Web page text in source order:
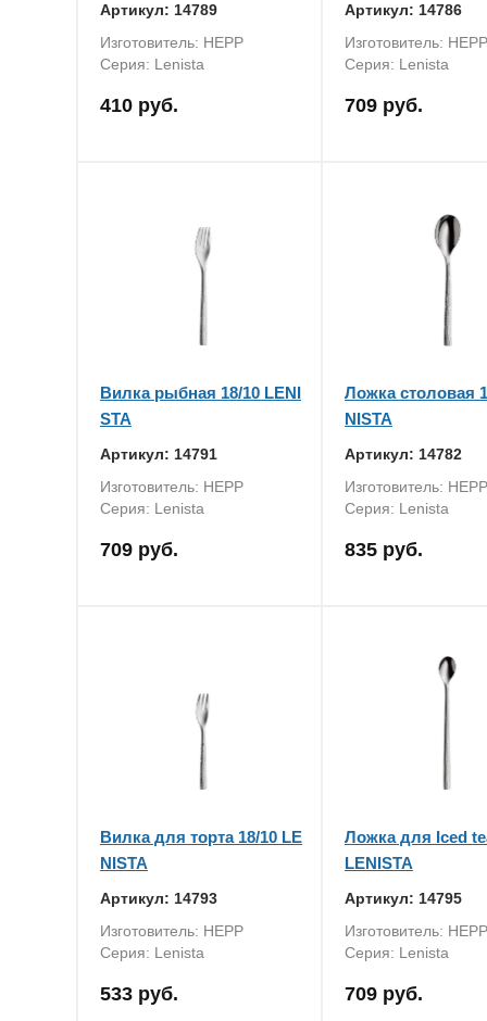
Артикул: 14789
Изготовитель: HEPP
Серия: Lenista
410 руб.
Артикул: 14786
Изготовитель: HEPP
Серия: Lenista
709 руб.
Вилка рыбная 18/10 LENI
STA
Артикул: 14791
Изготовитель: HEPP
Серия: Lenista
709 руб.
Ложка столовая
NISTA
Артикул: 14782
Изготовитель: HEPP
Серия: Lenista
835 руб.
Вилка для торта 18/10 LE
NISTA
Артикул: 14793
Изготовитель: HEPP
Серия: Lenista
533 руб.
Ложка для Iced
LENISTA
Артикул: 14795
Изготовитель: HEPP
Серия: Lenista
709 руб.